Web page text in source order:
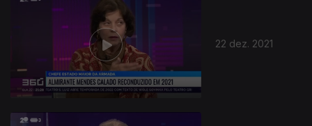
22 dez. 2021
587280